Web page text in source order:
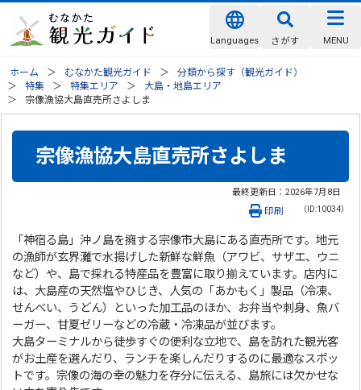
Languages さがす MENU
ホーム むなかた観光ガイド
分類から探す（観光ガイド）
特集
特集エリア
大島・地島エリア
宗像漁協大島直売所さよしま
宗像漁協大島直売所さよしま
最終更新日： 2026年7月8日
（ID:10034）
印刷
「神宿る島」沖ノ島を擁する宗像市大島にある直売所です。地元
の漁師が玄界灘で水揚げした新鮮な鮮魚（アワビ、サザエ、ウニ
など）や、島で採れる特産品を豊富に取り揃えています。店内に
は、大島産の天然塩やひじき、人気の「あかもく」製品（冷凍、
せんべい、うどん）といった加工品のほか、お弁当や刺身、魚バ
ーガー、甘夏ゼリーなどの冷蔵・冷凍品が並びます。
大島ターミナルから徒歩すぐの便利な立地で、島を訪れた観光客
がお土産を選んだり、ランチを楽しんだりするのに最適なスポッ
トです。宗像の海の幸の魅力を存分に伝える、島旅には欠かせな